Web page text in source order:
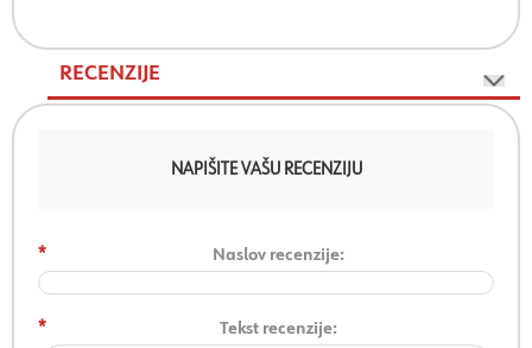
RECENZIJE
NAPIŠITE VAŠU RECENZIJU
Naslov recenzije:
*
Tekst recenzije:
*